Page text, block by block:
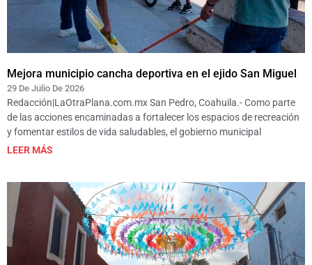
Mejora municipio cancha deportiva en el ejido San Miguel
29 De Julio De 2026
Redacción|LaOtraPlana.com.mx San Pedro, Coahuila.- Como parte
de las acciones encaminadas a fortalecer los espacios de recreación
y fomentar estilos de vida saludables, el gobierno municipal
LEER MÁS